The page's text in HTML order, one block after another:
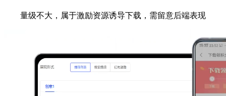
量级不大，属于激励资源诱导下载，需留意后端表现